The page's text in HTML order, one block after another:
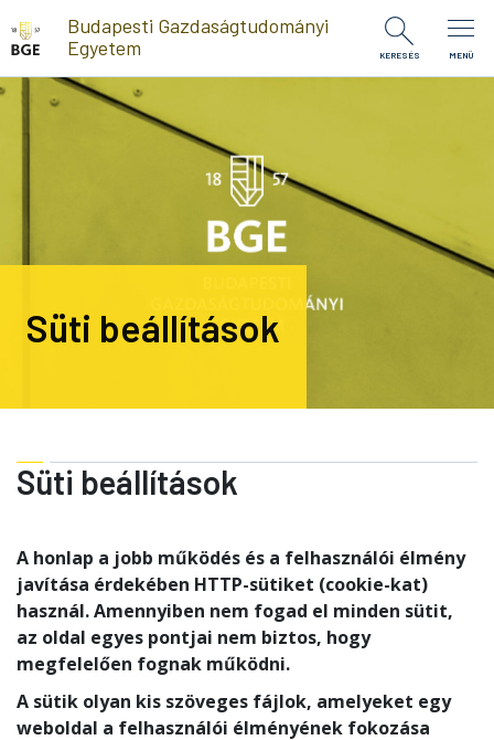
Ugrás a tartalomra
Budapesti Gazdaságtudományi
Egyetem
KERESÉS MENÜ
Süti beállítások
Süti beállítások
A honlap a jobb működés és a felhasználói élmény
javítása érdekében HTTP-sütiket (cookie-kat)
használ. Amennyiben nem fogad el minden sütit,
az oldal egyes pontjai nem biztos, hogy
megfelelően fognak működni.
A sütik olyan kis szöveges fájlok, amelyeket egy
weboldal a felhasználói élményének fokozása